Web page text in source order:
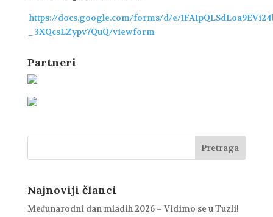
https://docs.google.com/forms/d/e/
_3XQcsLZypv7QuQ/viewform
Partneri
Najnoviji članci
Međunarodni dan mladih 2026 – Vidimo se u Tuzli!